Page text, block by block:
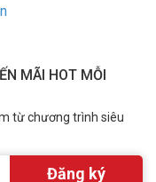
MÃI HOT MỖI
từ chương trình siêu